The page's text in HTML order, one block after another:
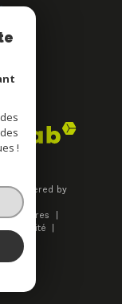
powered by
!